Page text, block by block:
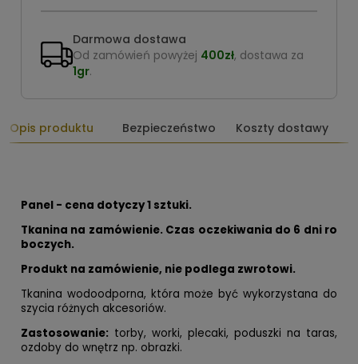
Darmowa dostawa
Od zamówień powyżej 400zł, dostawa za
1gr.
Opis produktu Bezpieczeństwo Koszty dostawy
Panel - cena dotyczy 1 sztuki.
Tkanina na zamówienie. Czas oczekiwania do 6 dni ro
boczych.
Produkt na zamówienie, nie podlega zwrotowi.
Tkanina wodoodporna, która może być wykorzystana do
szycia różnych akcesoriów.
Zastosowanie: torby, worki, plecaki, poduszki na taras,
ozdoby do wnętrz np. obrazki.